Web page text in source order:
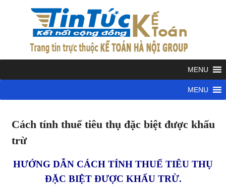
TOÁN
HÀ
NỘI
Kết
toán
Bài
viết
Cách tính thuế tiêu thụ đặc biệt được khấu
trừ
HƯỚNG DẪN CÁCH TÍNH THUẾ TIÊU THỤ
ĐẶC BIỆT ĐƯỢC KHẤU TRỪ.